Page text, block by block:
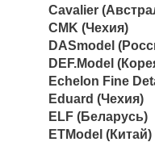
Cavalier
CMK (Чехия)
DASmodel
DEF.Model
Echelon Fine
Eduard (Чехия)
ELF (Беларусь)
ETModel (Китай)